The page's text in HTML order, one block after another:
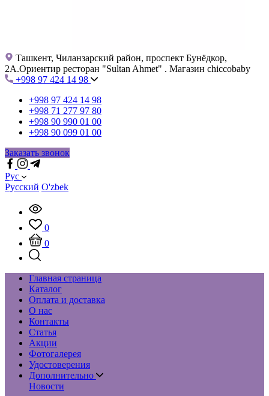
Ташкент, Чиланзарский район, проспект Бунёдкор,
2А.Ориентир ресторан "Sultan Ahmet" . Магазин chiccobaby
+998 97 424 14 98
+998 97 424 14 98
+998 71 277 97 80
+998 90 990 01 00
+998 90 099 01 00
Заказать звонок
Рус
Русский O'zbek
0
0
Главная страница
Каталог
Оплата и доставка
О нас
Контакты
Статья
Акции
Фотогалерея
Удостоверения
Дополнительно
Новости